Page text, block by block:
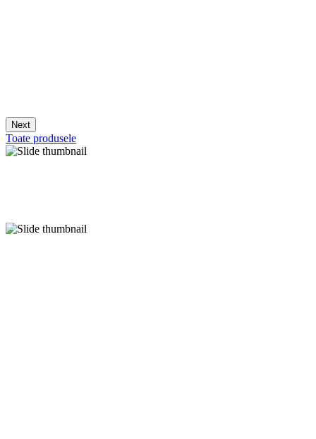
Next
Toate produsele